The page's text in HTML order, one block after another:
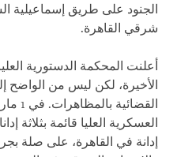
الجنود على طريق إسماعيلية
شرقي القاهرة.
أعلنت المحكمة الدستورية
الأخيرة، لكن ليس من الواضح
إدانة في القاهرة، على صلة